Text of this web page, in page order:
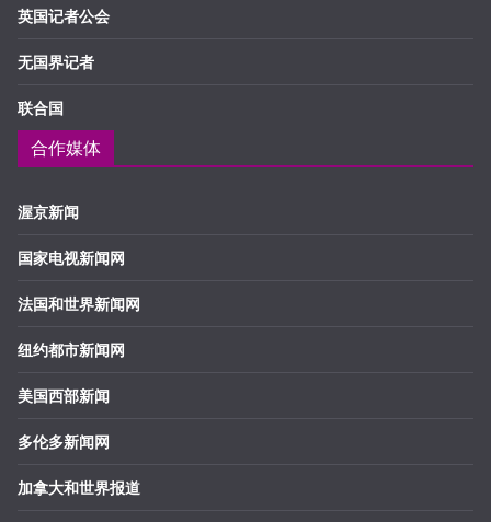
英国记者公会
无国界记者
联合国
合作媒体
渥京新闻
国家电视新闻网
法国和世界新闻网
纽约都市新闻网
美国西部新闻
多伦多新闻网
加拿大和世界报道